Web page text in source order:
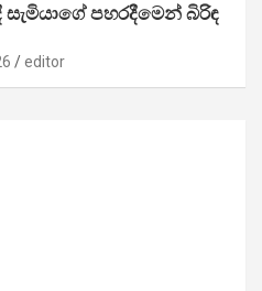
සැමියාගේ පහරදීමෙන් බිරිඳ
editor